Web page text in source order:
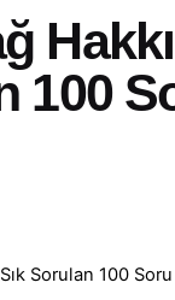
100
Sorulan 100